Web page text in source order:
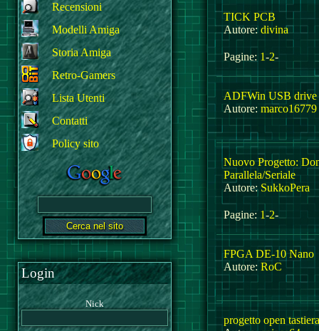
Recensioni
Modelli Amiga
Storia Amiga
Retro-Gamers
Lista Utenti
Contatti
Policy sito
Login
Nick
TICK PCB
Autore: divina
Pagine: 1-2-
ADFWin USB drive
Autore: marco16779
Nuovo Progetto:
Parallela/Seriale
Autore: SukkoPera
Pagine: 1-2-
FPGA DE-10 Nano
Autore: RoC
progetto open